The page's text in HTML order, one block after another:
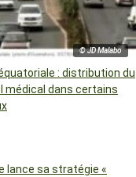
© JD Malabo
: distribution du
médical dans certains
lance sa stratégie «